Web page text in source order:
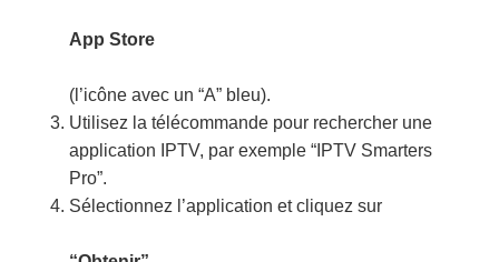
App Store
(l’icône avec un “A” bleu).
Utilisez la télécommande pour rechercher une
application IPTV, par exemple “IPTV Smarters
Pro”.
Sélectionnez l’application et cliquez sur